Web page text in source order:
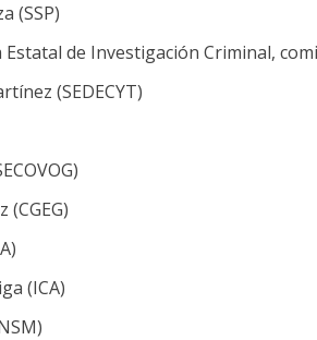
(SSP)
Estatal de Investigación Criminal,
(SEDECYT)
(CGEG)
(ICA)